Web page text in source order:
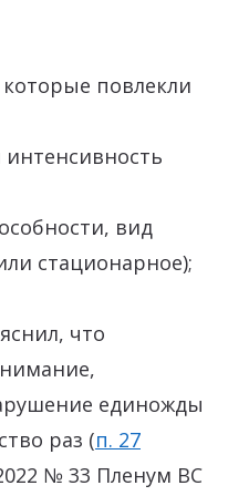
повлекли
интенсивность
вид
стационарное);
что
единожды
раз (п. 27
№ 33 Пленум ВС